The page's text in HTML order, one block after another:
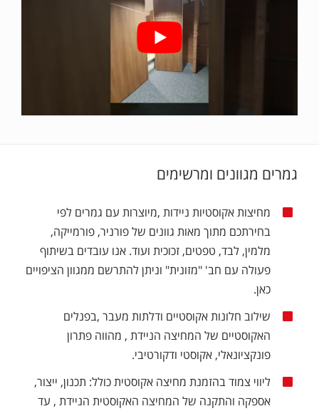
גמרים מגוונים ומרשימים
מחיצות אקוסטיות ניידות ,מיוצרות עם גמרים לפי
בחירתכם מתוך מאות גוונים של פורניר, פורמייקה,
מלמין, לבד, טפטים, זכוכית ועוד. אנו עובדים בשיתוף
פעולה עם חב' "מזונית" וניתן להתרשם ממגוון הציפויים
כאן.
שילוב חלונות אקוסטיים ודלתות מעבר ,בפנלים
האקוסטיים של המחיצה הניידת , מהווה פתרון
פונקציונאלי, אקוסטי ודקורטיבי.
ליווי צמוד בהזמנת מחיצה אקוסטית כולל: תכנון, ייצור,
אספקה והתקנה של המחיצה האקוסטית הניידת , עד